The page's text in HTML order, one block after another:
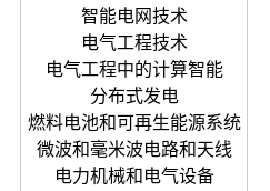
智能电网技术
电气工程技术
电气工程中的计算智能
分布式发电
燃料电池和可再生能源系统
微波和毫米波电路和天线
电力机械和电气设备